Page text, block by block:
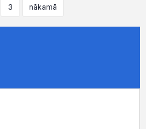
3 nākamā